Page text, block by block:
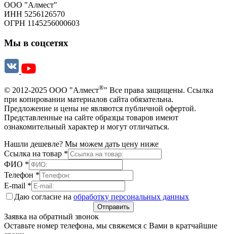
ООО "Алмест"
ИНН 5256126570
ОГРН 1145256000603
Мы в соцсетях
© 2012-2025 ООО "Алмест®" Все права защищены. Ссылка
при копировании материалов сайта обязательна.
Предложение и цены не являются публичной офертой.
Представленные на сайте образцы товаров имеют
ознакомительный характер и могут отличаться.
Нашли дешевле? Мы можем дать цену ниже
Ссылка на товар *
ФИО *
Телефон *
E-mail *
Даю согласие на обработку персональных данных
Отправить
Заявка на обратный звонок
Оставьте номер телефона, мы свяжемся с Вами в кратчайшие